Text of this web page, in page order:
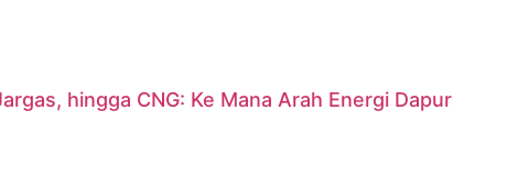
hingga CNG: Ke Mana Arah Energi Dapur